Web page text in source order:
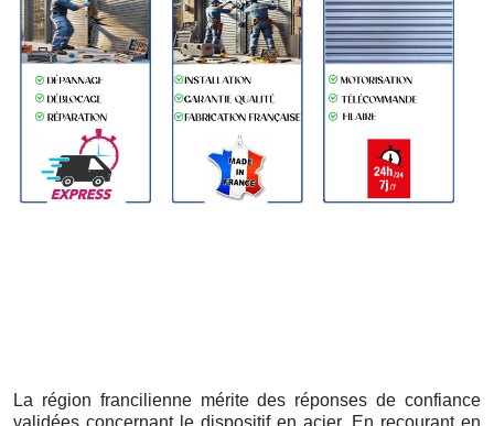
La région francilienne mérite des réponses de confiance
validées concernant le dispositif en acier. En recourant en